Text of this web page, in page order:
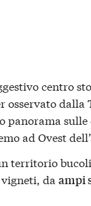
centro
osservato dalla
panorama
ad Ovest
territorio
da ampi